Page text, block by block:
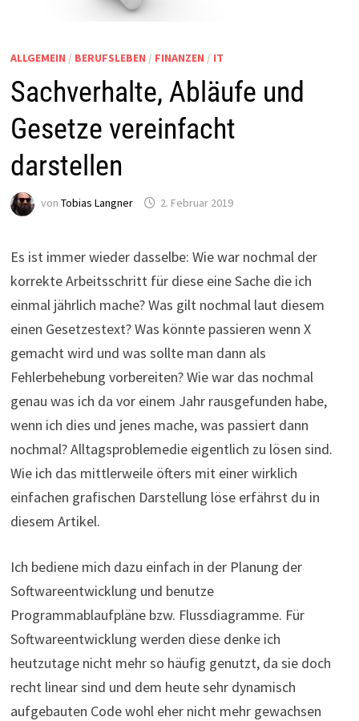
ALLGEMEIN / BERUFSLEBEN / FINANZEN / IT
Sachverhalte, Abläufe und
Gesetze vereinfacht
darstellen
von Tobias Langner 2. Februar 2019
Es ist immer wieder dasselbe: Wie war nochmal der
korrekte Arbeitsschritt für diese eine Sache die ich
einmal jährlich mache? Was gilt nochmal laut diesem
einen Gesetzestext? Was könnte passieren wenn X
gemacht wird und was sollte man dann als
Fehlerbehebung vorbereiten? Wie war das nochmal
genau was ich da vor einem Jahr rausgefunden habe,
wenn ich dies und jenes mache, was passiert dann
nochmal? Alltagsproblemedie eigentlich zu lösen sind.
Wie ich das mittlerweile öfters mit einer wirklich
einfachen grafischen Darstellung löse erfährst du in
diesem Artikel.
Ich bediene mich dazu einfach in der Planung der
Softwareentwicklung und benutze
Programmablaufpläne bzw. Flussdiagramme. Für
Softwareentwicklung werden diese denke ich
heutzutage nicht mehr so häufig genutzt, da sie doch
recht linear sind und dem heute sehr dynamisch
aufgebauten Code wohl eher nicht mehr gewachsen